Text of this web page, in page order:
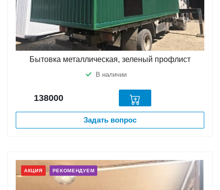
Бытовка металлическая, зеленый профлист
В наличии
138000
Задать вопрос
АКЦИЯ РЕКОМЕНДУЕМ